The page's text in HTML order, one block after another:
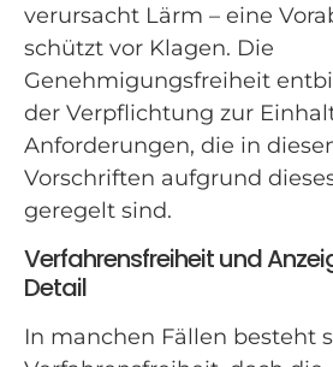
verursacht Lärm – eine
schützt vor Klagen. Die
Genehmigungsfreiheit
der Verpflichtung zur
Anforderungen, die in
Vorschriften aufgrund
geregelt sind.
Verfahrensfreiheit und
Detail
In manchen Fällen besteht